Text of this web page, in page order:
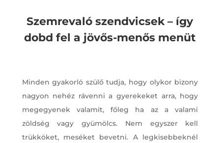
Szemrevaló szendvicsek – így
dobd fel a jövős-menős menüt
Minden gyakorló szülő tudja, hogy olykor bizony
nagyon nehéz rávenni a gyerekeket arra, hogy
megegyenek valamit, főleg ha az a valami
zöldség vagy gyümölcs. Nem egyszer kell
trükköket, meséket bevetni. A legkisebbeknél